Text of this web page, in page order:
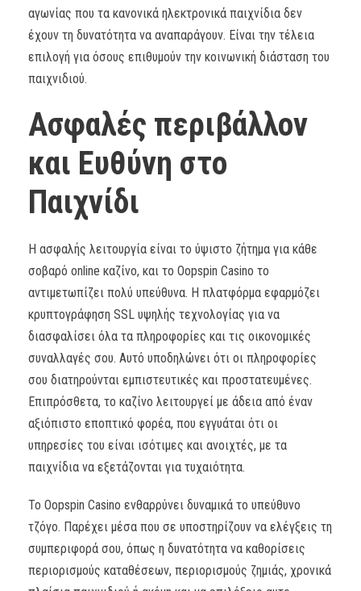
αγωνίας που τα κανονικά ηλεκτρονικά παιχνίδια δεν
έχουν τη δυνατότητα να αναπαράγουν. Είναι την τέλεια
επιλογή για όσους επιθυμούν την κοινωνική διάσταση του
παιχνιδιού.
Ασφαλές περιβάλλον
και Ευθύνη στο
Παιχνίδι
Η ασφαλής λειτουργία είναι το ύψιστο ζήτημα για κάθε
σοβαρό online καζίνο, και το Oopspin Casino το
αντιμετωπίζει πολύ υπεύθυνα. Η πλατφόρμα εφαρμόζει
κρυπτογράφηση SSL υψηλής τεχνολογίας για να
διασφαλίσει όλα τα πληροφορίες και τις οικονομικές
συναλλαγές σου. Αυτό υποδηλώνει ότι οι πληροφορίες
σου διατηρούνται εμπιστευτικές και προστατευμένες.
Επιπρόσθετα, το καζίνο λειτουργεί με άδεια από έναν
αξιόπιστο εποπτικό φορέα, που εγγυάται ότι οι
υπηρεσίες του είναι ισότιμες και ανοιχτές, με τα
παιχνίδια να εξετάζονται για τυχαιότητα.
Το Oopspin Casino ενθαρρύνει δυναμικά το υπεύθυνο
τζόγο. Παρέχει μέσα που σε υποστηρίζουν να ελέγξεις τη
συμπεριφορά σου, όπως η δυνατότητα να καθορίσεις
περιορισμούς καταθέσεων, περιορισμούς ζημιάς, χρονικά